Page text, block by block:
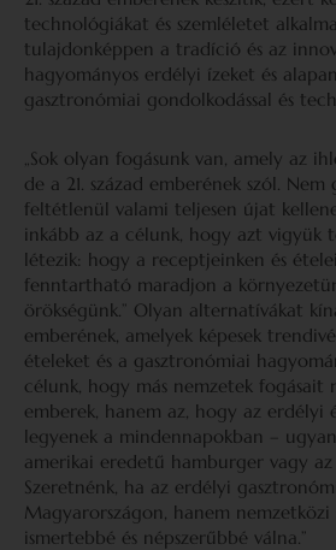
technológiákat és szemléletet
tulajdonképpen a tradíció és az
hagyományos erdélyi ízeket és
gasztronómiai gondolkodással és
„Sok olyan fogásunk van, amely az
de a 21. század emberének szól.
feltétlenül valami teljesen újat
inkább az a célunk, hogy azt vigyük
létezik: hogy a receptjeinken és
fenntartható maradjon a
örökségünk.” Olyan alternatívákat
emberének, amelyek képesek
ételeket és a gasztronómiai
célunk, hogy más nemzetek fogásait
emberek, hanem az, hogy az erdélyi
legyenek a mindennapokban –
amerikai eredetű hamburger vagy az
Szeretnénk, ha az erdélyi
Magyarországon, hanem nemzetközi
ismertebbé és népszerűbbé válna.”